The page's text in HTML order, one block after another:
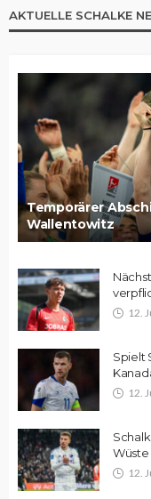
AKTUELLE SCHALKE
Temporärer
Wallentowitz
12.
Spielt
12.
Wüste
12.